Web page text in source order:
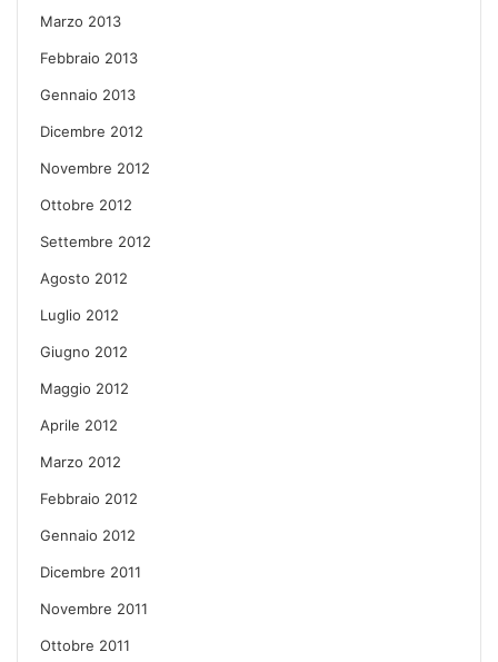
Marzo 2013
Febbraio 2013
Gennaio 2013
Dicembre 2012
Novembre 2012
Ottobre 2012
Settembre 2012
Agosto 2012
Luglio 2012
Giugno 2012
Maggio 2012
Aprile 2012
Marzo 2012
Febbraio 2012
Gennaio 2012
Dicembre 2011
Novembre 2011
Ottobre 2011